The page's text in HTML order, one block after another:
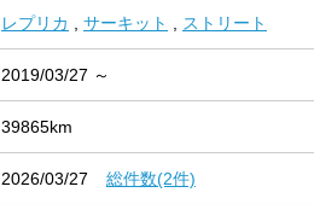
レプリカ サーキット ストリート
2019/03/27 ～
39865km
2026/03/27 総件数(2件)